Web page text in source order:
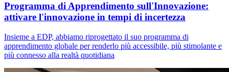
Programma di Apprendimento sull'Innovazione:
attivare l'innovazione in tempi di incertezza
Insieme a EDP, abbiamo riprogettato il suo programma di
apprendimento globale per renderlo più accessibile, più stimolante e
più connesso alla realtà quotidiana